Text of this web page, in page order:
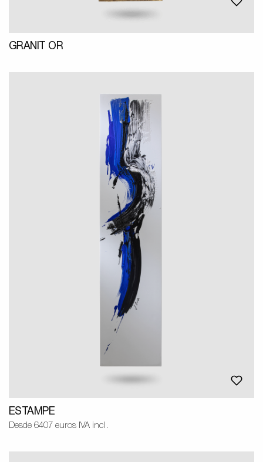
GRANIT OR
ESTAMPE
Desde 6407 euros IVA incl.